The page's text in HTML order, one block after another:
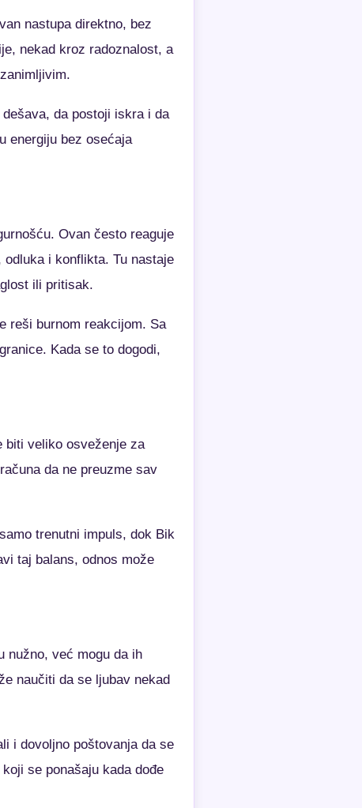
nastupa direktno, bez
nekad kroz radoznalost, a
da postoji iskra i da
energiju bez osećaja
Ovan često reaguje
i konflikta. Tu nastaje
ili pritisak.
reši burnom reakcijom. Sa
Kada se to dogodi,
biti veliko osveženje za
da ne preuzme sav
trenutni impuls, dok Bik
taj balans, odnos može
nužno, već mogu da ih
naučiti da se ljubav nekad
i dovoljno poštovanja da se
se ponašaju kada dođe